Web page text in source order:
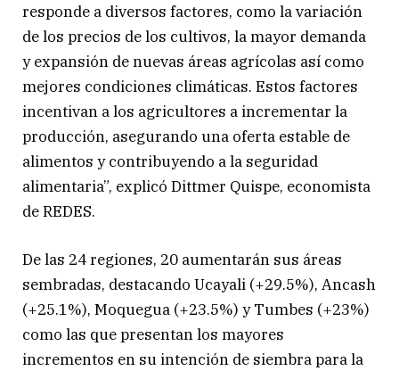
responde a diversos factores, como la variación
de los precios de los cultivos, la mayor demanda
y expansión de nuevas áreas agrícolas así como
mejores condiciones climáticas. Estos factores
incentivan a los agricultores a incrementar la
producción, asegurando una oferta estable de
alimentos y contribuyendo a la seguridad
alimentaria”, explicó Dittmer Quispe, economista
de REDES.
De las 24 regiones, 20 aumentarán sus áreas
sembradas, destacando Ucayali (+29.5%), Ancash
(+25.1%), Moquegua (+23.5%) y Tumbes (+23%)
como las que presentan los mayores
incrementos en su intención de siembra para la